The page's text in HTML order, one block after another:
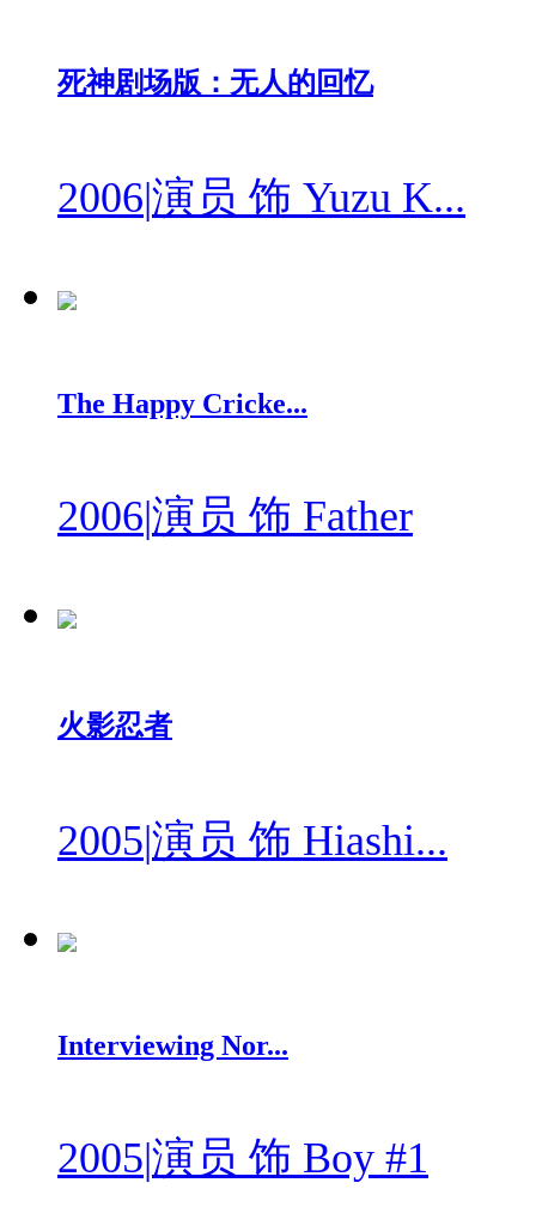
死神剧场版：无人的回忆
2006|演员 饰 Yuzu K...
The Happy Cricke...
2006|演员 饰 Father
火影忍者
2005|演员 饰 Hiashi...
Interviewing Nor...
2005|演员 饰 Boy #1